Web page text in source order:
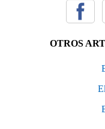
OTROS